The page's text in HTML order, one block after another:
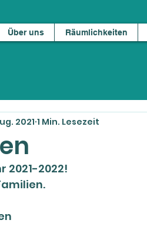
Über uns Räumlichkeiten
2021 1 Min. Lesezeit
2021-2022!